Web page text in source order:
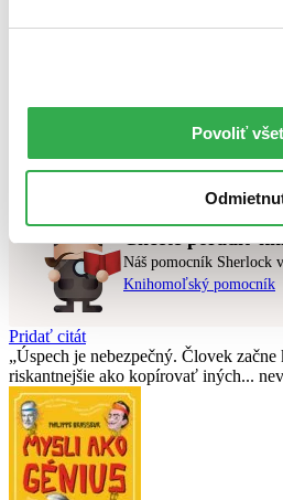
Povoliť
Najvyššia zľava
Zrušiť filtre
Účinkuje Jessica Carlson
vyhovujúci
Skúste prosím zmeniť vyhľadávaný
Chcete poradiť
Náš pomocník Sherlock
Knihomoľský pomocník
Pridať citát
Úspech je nebezpečný. Človek
riskantnejšie ako kopírovať iných...